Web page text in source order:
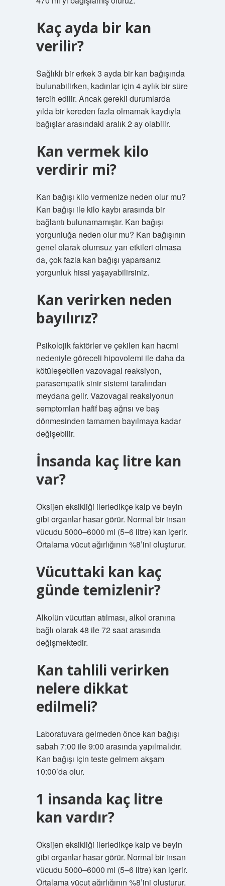
Kaç ayda bir kan
verilir?
Sağlıklı bir erkek 3 ayda bir kan bağışında
bulunabilirken, kadınlar için 4 aylık bir süre
tercih edilir. Ancak gerekli durumlarda
yılda bir kereden fazla olmamak kaydıyla
bağışlar arasındaki aralık 2 ay olabilir.
Kan vermek kilo
verdirir mi?
Kan bağışı kilo vermenize neden olur mu?
Kan bağışı ile kilo kaybı arasında bir
bağlantı bulunamamıştır. Kan bağışı
yorgunluğa neden olur mu? Kan bağışının
genel olarak olumsuz yan etkileri olmasa
da, çok fazla kan bağışı yaparsanız
yorgunluk hissi yaşayabilirsiniz.
Kan verirken neden
bayılırız?
Psikolojik faktörler ve çekilen kan hacmi
nedeniyle göreceli hipovolemi ile daha da
kötüleşebilen vazovagal reaksiyon,
parasempatik sinir sistemi tarafından
meydana gelir. Vazovagal reaksiyonun
semptomları hafif baş ağrısı ve baş
dönmesinden tamamen bayılmaya kadar
değişebilir.
İnsanda kaç litre kan
var?
Oksijen eksikliği ilerledikçe kalp ve beyin
gibi organlar hasar görür. Normal bir insan
vücudu 5000–6000 ml (5–6 litre) kan içerir.
Ortalama vücut ağırlığının %8’ini oluşturur.
Vücuttaki kan kaç
günde temizlenir?
Alkolün vücuttan atılması, alkol oranına
bağlı olarak 48 ile 72 saat arasında
değişmektedir.
Kan tahlili verirken
nelere dikkat
edilmeli?
Laboratuvara gelmeden önce kan bağışı
sabah 7:00 ile 9:00 arasında yapılmalıdır.
Kan bağışı için teste gelmem akşam
10:00’da olur.
1 insanda kaç litre
kan vardır?
Oksijen eksikliği ilerledikçe kalp ve beyin
gibi organlar hasar görür. Normal bir insan
vücudu 5000–6000 ml (5–6 litre) kan içerir.
Ortalama vücut ağırlığının %8’ini oluşturur.